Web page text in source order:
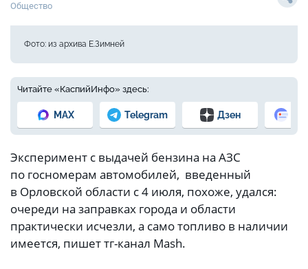
Общество
Фото: из архива Е.Зимней
Читайте «КаспийИнфо» здесь:
MAX Telegram Дзен
Эксперимент с выдачей бензина на АЗС
по госномерам автомобилей, введенный
в Орловской области с 4 июля, похоже, удался:
очереди на заправках города и области
практически исчезли, а само топливо в наличии
имеется, пишет тг-канал Mash.